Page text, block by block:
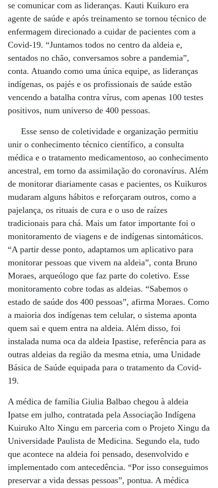
se comunicar com as lideranças. Kauti Kuikuro era
agente de saúde e após treinamento se tornou técnico de
enfermagem direcionado a cuidar de pacientes com a
Covid-19. “Juntamos todos no centro da aldeia e,
sentados no chão, conversamos sobre a pandemia”,
conta. Atuando como uma única equipe, as lideranças
indígenas, os pajés e os profissionais de saúde estão
vencendo a batalha contra vírus, com apenas 100 testes
positivos, num universo de 400 pessoas.
Esse senso de coletividade e organização permitiu
unir o conhecimento técnico científico, a consulta
médica e o tratamento medicamentoso, ao conhecimento
ancestral, em torno da assimilação do coronavírus. Além
de monitorar diariamente casas e pacientes, os Kuikuros
mudaram alguns hábitos e reforçaram outros, como a
pajelança, os rituais de cura e o uso de raízes
tradicionais para chá. Mais um fator importante foi o
monitoramento de viagens e de indígenas sintomáticos.
“A partir desse ponto, adaptamos um aplicativo para
monitorar pessoas que vivem na aldeia”, conta Bruno
Moraes, arqueólogo que faz parte do coletivo. Esse
monitoramento cobre todas as aldeias. “Sabemos o
estado de saúde dos 400 pessoas”, afirma Moraes. Como
a maioria dos indígenas tem celular, o sistema aponta
quem sai e quem entra na aldeia. Além disso, foi
instalada numa oca da aldeia Ipastise, referência para as
outras aldeias da região da mesma etnia, uma Unidade
Básica de Saúde equipada para o tratamento da Covid-
19.
A médica de família Giulia Balbao chegou à aldeia
Ipatse em julho, contratada pela Associação Indígena
Kuiruko Alto Xingu em parceria com o Projeto Xingu da
Universidade Paulista de Medicina. Segundo ela, tudo
que acontece na aldeia foi pensado, desenvolvido e
implementado com antecedência. “Por isso conseguimos
preservar a vida dessas pessoas”, pontua. A médica